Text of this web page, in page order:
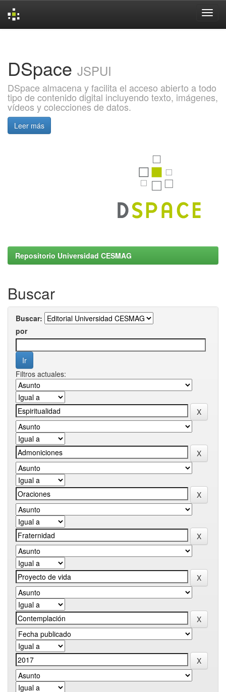
DSpace JSPUI
DSpace almacena y facilita el acceso abierto a todo
tipo de contenido digital incluyendo texto, imágenes,
vídeos y colecciones de datos.
Leer más
Repositorio Universidad CESMAG
Buscar
Buscar:
por
Filtros actuales: